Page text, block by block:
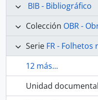
BIB - Bibliográfico
Colección OBR -
Serie FR - Folhetos
12 más...
Unidad